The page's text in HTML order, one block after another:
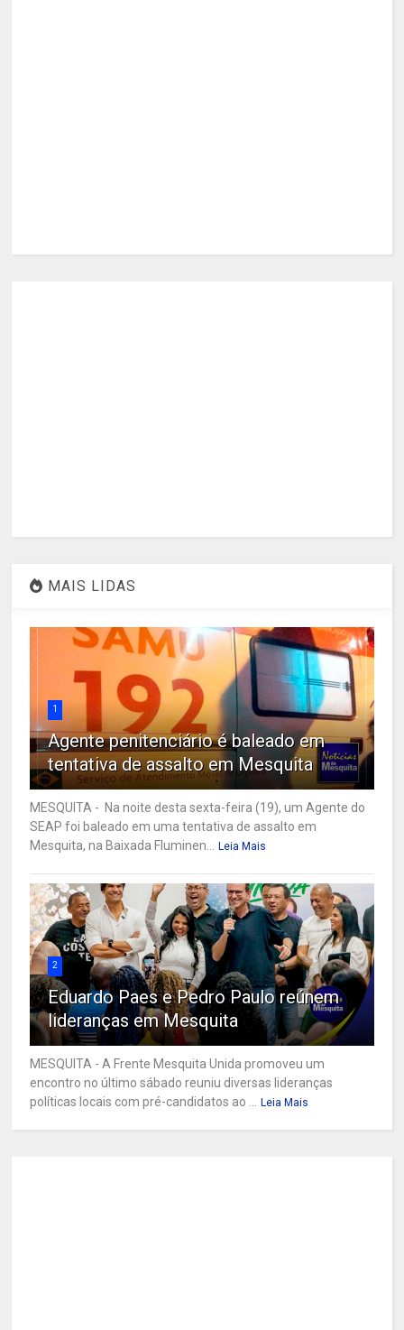
MAIS LIDAS
1
Agente penitenciário é baleado em
tentativa de assalto em Mesquita
MESQUITA - Na noite desta sexta-feira (19), um Agente do
SEAP foi baleado em uma tentativa de assalto em
Mesquita, na Baixada Fluminen...
Leia Mais
2
Eduardo Paes e Pedro Paulo reúnem
lideranças em Mesquita
MESQUITA - A Frente Mesquita Unida promoveu um
encontro no último sábado reuniu diversas lideranças
políticas locais com pré-candidatos ao ...
Leia Mais